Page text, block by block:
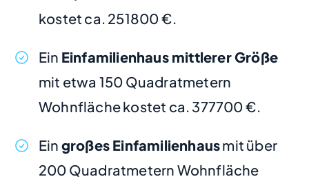
kostet ca. 251800 €.
Ein Einfamilienhaus mittlerer Größe
mit etwa 150 Quadratmetern
Wohnfläche kostet ca. 377700 €.
Ein großes Einfamilienhausmit über
200 Quadratmetern Wohnfläche